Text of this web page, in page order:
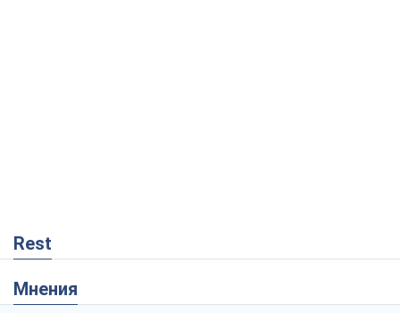
Rest
Мнения